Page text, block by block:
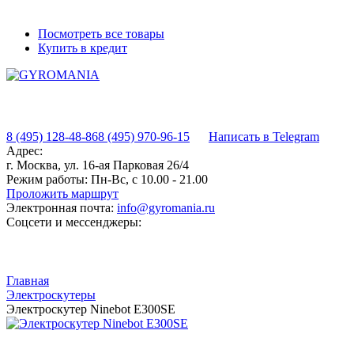
Посмотреть все товары
Купить в кредит
8 (495) 128-48-868 (495) 970-96-15
Написать в Telegram
Адрес:
г. Москва, ул. 16-ая Парковая 26/4
Режим работы: Пн-Вс, с 10.00 - 21.00
Проложить маршрут
Электронная почта: info@gyromania.ru
Соцсети и мессенджеры:
Главная
Электроскутеры
Электроскутер Ninebot E300SE